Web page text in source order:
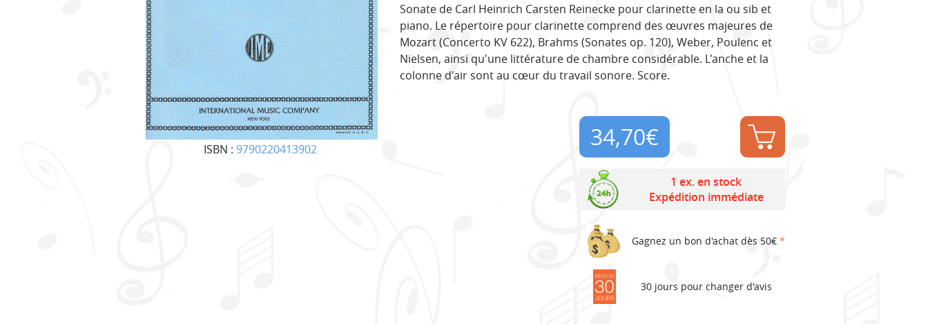
ISBN : 9790220413902
Sonate de Carl Heinrich Carsten Reinecke pour clarinette en la ou sib et
piano. Le répertoire pour clarinette comprend des œuvres majeures de
Mozart (Concerto KV 622), Brahms (Sonates op. 120), Weber, Poulenc et
Nielsen, ainsi qu'une littérature de chambre considérable. L'anche et la
colonne d'air sont au cœur du travail sonore. Score.
34,70€
1 ex. en stock
Expédition immédiate
Gagnez un bon d'achat dès 50€ *
30 jours pour changer d'avis